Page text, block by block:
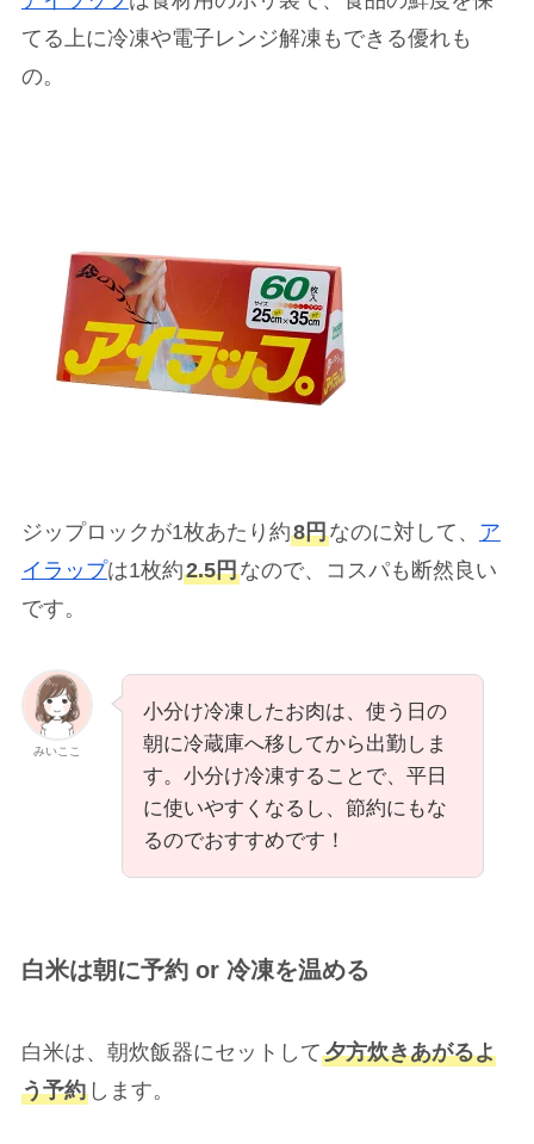
てる上に冷凍や電子レンジ解凍もできる優れも
の。
ジップロックが1枚あたり約8円なのに対して、 ア
イラップは1枚約2.5円なので、コスパも断然良い
です。
みいここ
小分け冷凍したお肉は、使う日の
朝に冷蔵庫へ移してから出勤しま
す。小分け冷凍することで、平日
に使いやすくなるし、節約にもな
るのでおすすめです！
白米は朝に予約 or 冷凍を温める
白米は、朝炊飯器にセットして夕方炊きあがるよ
う予約します。